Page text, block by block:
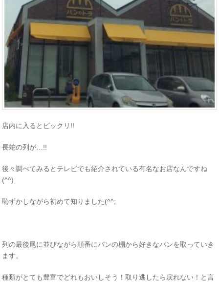
店内に入るとビックリ!!
長蛇の列が…!!
後々調べてみるとテレビでも紹介されている有名なお店なんですね
(^^)
恥ずかしながら初めて知りました(^^;
列の最後尾に並びながら順番にパンの棚から好きなパンを取っていき
ます。
種類がとても豊富でどれもおいしそう！取り逃したら戻れない！と言